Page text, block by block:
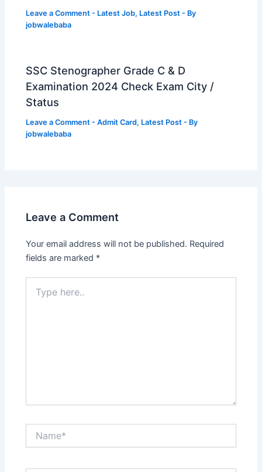
Leave a Comment - Latest Job, Latest Post - By
jobwalebaba
SSC Stenographer Grade C & D
Examination 2024 Check Exam City /
Status
Leave a Comment -Admit Card, Latest Post - By
jobwalebaba
Leave a Comment
Your email address will not be published. Required
fields are marked *
here..